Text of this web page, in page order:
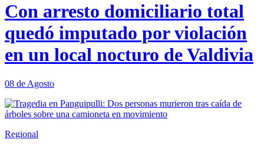
Con arresto domiciliario total
quedó imputado por violación
en un local nocturo de Valdivia
08 de Agosto
Regional